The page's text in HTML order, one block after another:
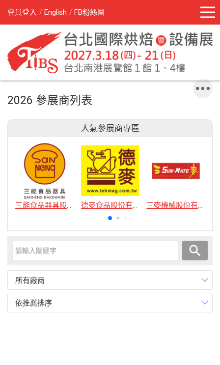
會員登入 English FB粉絲團
2026 參展商列表
人氣參展商專區
三能食品器具股份有限公司 德麥食品股份有限公司 三麥機械股份有限公司
所有廠商
依推薦排序